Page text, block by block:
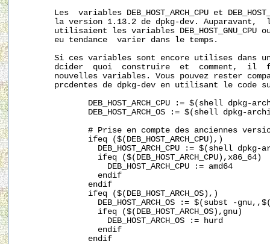
Les  variables DEB_HOST_ARCH_CPU et
la version 1.13.2 de dpkg-dev. Auparavant,
utilisaient les variables DEB_HOST_GNU_CPU
       eu tendance  varier dans le temps.
Si ces variables sont encore utilises dans
dcider  quoi  construire  et  comment,  il
nouvelles variables. Vous pouvez rester
prcdentes de dpkg-dev en utilisant le code
DEB_HOST_ARCH_CPU := $(shell dpkg-
DEB_HOST_ARCH_OS := $(shell dpkg-
# Prise en compte des anciennes
              ifeq ($(DEB_HOST_ARCH_CPU),)
DEB_HOST_ARCH_CPU := $(shell dpkg-
                ifeq ($(DEB_HOST_ARCH_CPU),x86_64)
                  DEB_HOST_ARCH_CPU := amd64
                endif
              endif
              ifeq ($(DEB_HOST_ARCH_OS),)
DEB_HOST_ARCH_OS := $(subst -
                ifeq ($(DEB_HOST_ARCH_OS),gnu)
                  DEB_HOST_ARCH_OS := hurd
                endif
              endif